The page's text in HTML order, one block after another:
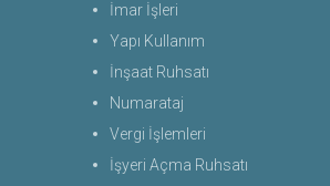
İmar İşleri
Yapı Kullanım
İnşaat Ruhsatı
Numarataj
Vergi İşlemleri
İşyeri Açma Ruhsatı